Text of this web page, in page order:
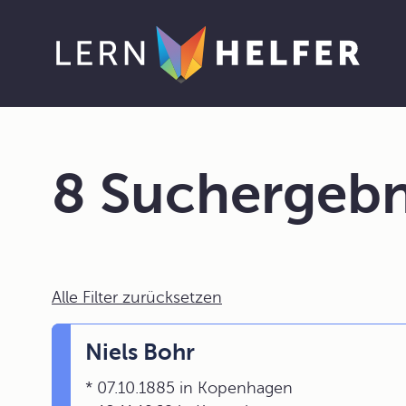
8
Alle Filter zurücksetzen
Niels Bohr
* 07.10.1885 in Kopenhagen